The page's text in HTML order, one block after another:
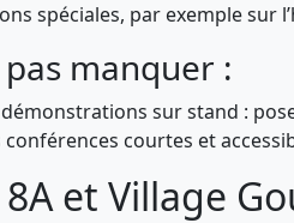
spéciales, par exemple sur
manquer :
démonstrations sur stand :
conférences courtes et
8A et Village